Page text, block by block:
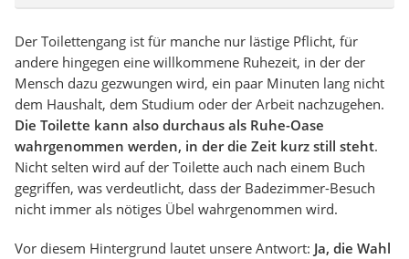
Der Toilettengang ist für manche nur lästige Pflicht, für
andere hingegen eine willkommene Ruhezeit, in der der
Mensch dazu gezwungen wird, ein paar Minuten lang nicht
dem Haushalt, dem Studium oder der Arbeit nachzugehen.
Die Toilette kann also durchaus als Ruhe-Oase
wahrgenommen werden, in der die Zeit kurz still steht.
Nicht selten wird auf der Toilette auch nach einem Buch
gegriffen, was verdeutlicht, dass der Badezimmer-Besuch
nicht immer als nötiges Übel wahrgenommen wird.
Vor diesem Hintergrund lautet unsere Antwort: Ja, die Wahl